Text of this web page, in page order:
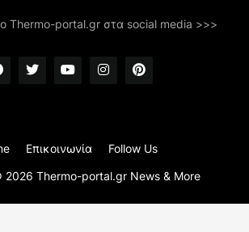
Thermo-portal.gr στα social media >>>
2026 Thermo-portal.gr News & More
Επικοινωνία Follow Us